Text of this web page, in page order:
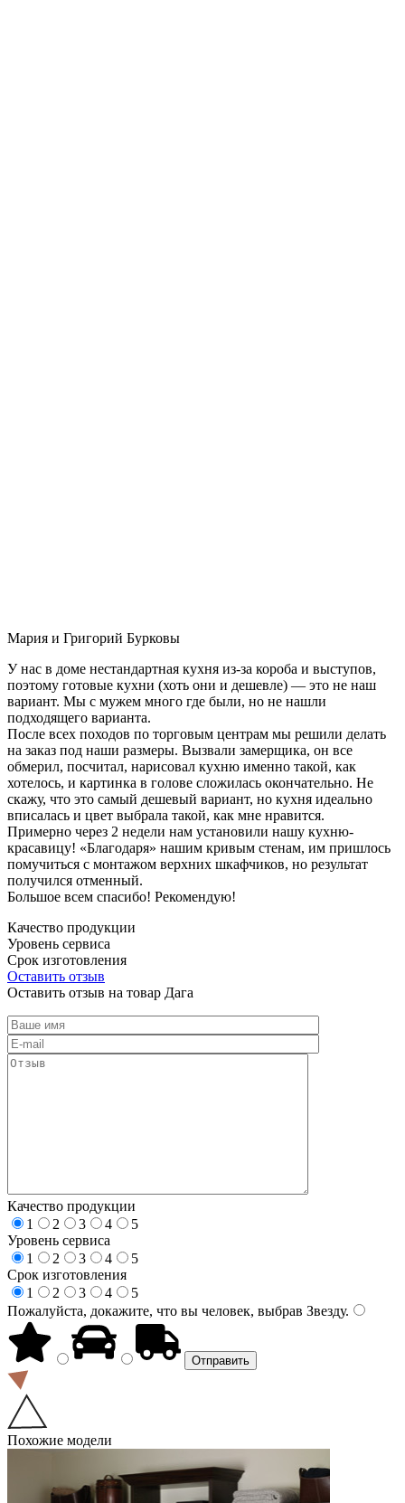
Мария и Григорий Бурковы
У нас в доме нестандартная кухня из-за короба и выступов,
поэтому готовые кухни (хоть они и дешевле) — это не наш
вариант. Мы с мужем много где были, но не нашли
подходящего варианта.
После всех походов по торговым центрам мы решили делать
на заказ под наши размеры. Вызвали замерщика, он все
обмерил, посчитал, нарисовал кухню именно такой, как
хотелось, и картинка в голове сложилась окончательно. Не
скажу, что это самый дешевый вариант, но кухня идеально
вписалась и цвет выбрала такой, как мне нравится.
Примерно через 2 недели нам установили нашу кухню-
красавицу! «Благодаря» нашим кривым стенам, им пришлось
помучиться с монтажом верхних шкафчиков, но результат
получился отменный.
Большое всем спасибо! Рекомендую!
Качество продукции
Уровень сервиса
Срок изготовления
Оставить отзыв
Оставить отзыв на товар Дага
Качество продукции
1
2 3 4
5
Уровень сервиса
1
2 3 4
5
Срок изготовления
1
2 3 4
5
Пожалуйста, докажите, что вы человек, выбрав Звезду.
Похожие модели